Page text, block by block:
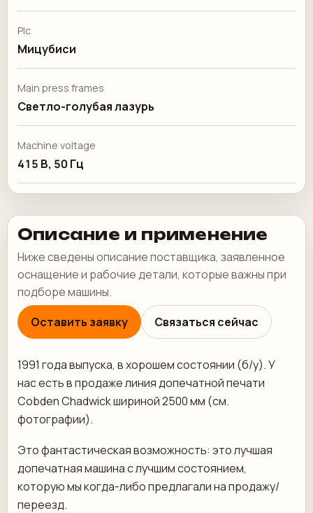
Plc
Мицубиси
Main press frames
Светло-голубая лазурь
Machine voltage
415 В, 50 Гц
Описание и применение
Ниже сведены описание поставщика, заявленное
оснащение и рабочие детали, которые важны при
подборе машины.
Оставить заявку
Связаться сейчас
1991 года выпуска, в хорошем состоянии (б/у). У
нас есть в продаже линия допечатной печати
Cobden Chadwick шириной 2500 мм (см.
фотографии).
Это фантастическая возможность: это лучшая
допечатная машина с лучшим состоянием,
которую мы когда-либо предлагали на продажу/
переезд.